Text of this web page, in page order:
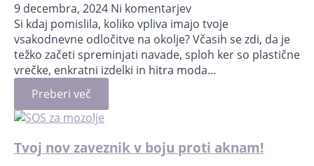
9 decembra, 2024 Ni komentarjev
Si kdaj pomislila, koliko vpliva imajo tvoje
vsakodnevne odločitve na okolje? Včasih se zdi, da je
težko začeti spreminjati navade, sploh ker so plastične
vrečke, enkratni izdelki in hitra moda…
Preberi več
Tvoj nov zaveznik v boju proti aknam!